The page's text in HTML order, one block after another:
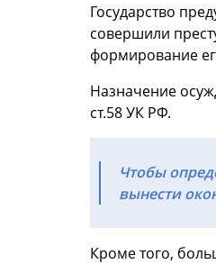
Государство
совершили
формирование
Назначение
ст.58 УК РФ.
Чтобы
вынести
Кроме того,